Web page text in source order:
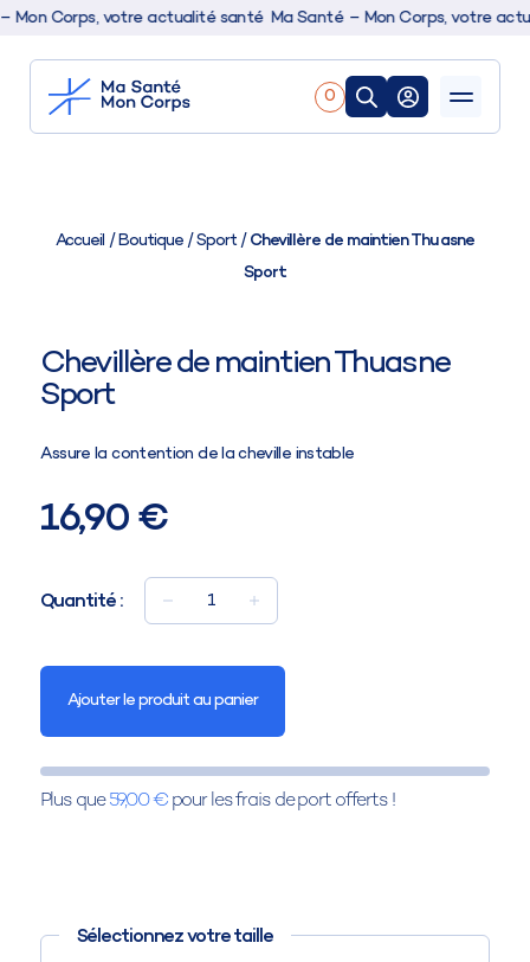
Corps, votre actualité santé Ma Santé – Mon Corps, votre
0
Boutique
Conseils & actualités
Accueil /Boutique/Sport/Chevillère de maintien Thuasne
Sport
Chevillère de maintien Thuasne
Sport
Assure la contention de la cheville instable
16,90 €
Quantité : 1
Ajouter le produit au panier
Plus que59,00 €pour les frais de port offerts !
Sélectionnez votre taille